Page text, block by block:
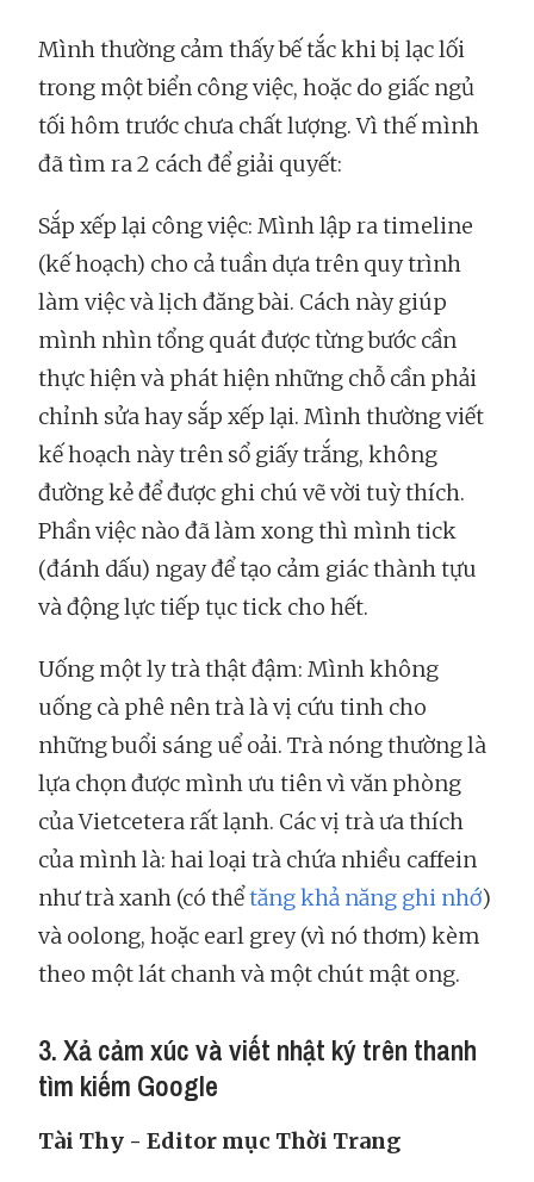
Mình thường cảm thấy bế tắc khi bị lạc lối
trong một biển công việc, hoặc do giấc ngủ
tối hôm trước chưa chất lượng. Vì thế mình
đã tìm ra 2 cách để giải quyết:
Sắp xếp lại công việc: Mình lập ra timeline
(kế hoạch) cho cả tuần dựa trên quy trình
làm việc và lịch đăng bài. Cách này giúp
mình nhìn tổng quát được từng bước cần
thực hiện và phát hiện những chỗ cần phải
chỉnh sửa hay sắp xếp lại. Mình thường viết
kế hoạch này trên sổ giấy trắng, không
đường kẻ để được ghi chú vẽ vời tuỳ thích.
Phần việc nào đã làm xong thì mình tick
(đánh dấu) ngay để tạo cảm giác thành tựu
và động lực tiếp tục tick cho hết.
Uống một ly trà thật đậm: Mình không
uống cà phê nên trà là vị cứu tinh cho
những buổi sáng uể oải. Trà nóng thường là
lựa chọn được mình ưu tiên vì văn phòng
của Vietcetera rất lạnh. Các vị trà ưa thích
của mình là: hai loại trà chứa nhiều caffein
như trà xanh (có thểtăng khả năng ghi nhớ)
và oolong, hoặc earl grey (vì nó thơm) kèm
theo một lát chanh và một chút mật ong.
3. Xả cảm xúc và viết nhật ký trên thanh
tìm kiếm Google
Tài Thy - Editor mục Thời Trang